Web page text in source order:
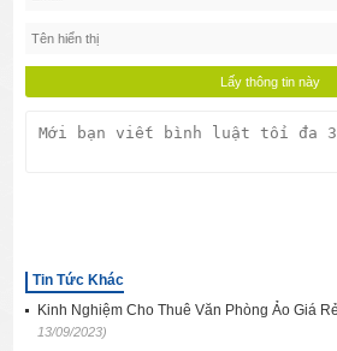
Tin Tức Khác
Kinh Nghiệm Cho Thuê Văn Phòng Ảo Giá
13/09/2023)